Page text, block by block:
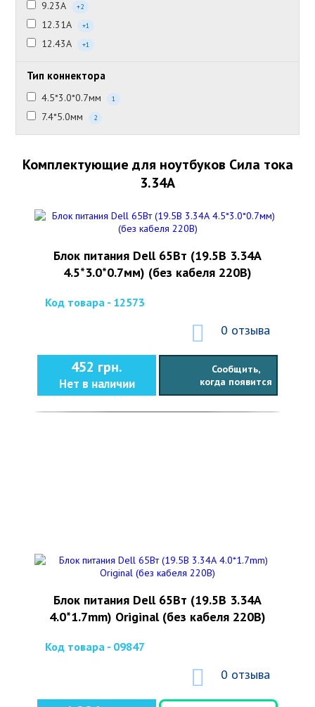
9.23А +2
12.31А +1
12.43А +1
Тип коннектора
4.5*3.0*0.7мм 1
7.4*5.0мм 2
Комплектующие для ноутбуков Сила тока
3.34А
Блок питания Dell 65Вт (19.5В 3.34А
4.5*3.0*0.7мм) (без кабеля 220В)
Код товара - 12573
0 отзыва
452 грн.
Нет в наличии
Сообщить,
когда появится
Блок питания Dell 65Вт (19.5В 3.34А
4.0*1.7mm) Original (без кабеля 220В)
Код товара - 09847
0 отзыва